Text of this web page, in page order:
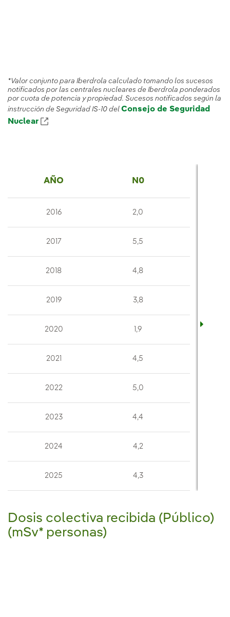
*Valor conjunto para Iberdrola calculado tomando los sucesos
notificados por las centrales nucleares de Iberdrola ponderados
por cuota de potencia y propiedad. Sucesos notificados según la
instrucción de Seguridad IS-10 del Consejo de Seguridad
Nuclear
AÑO N0
2016 2,0
2017 5,5
2018 4,8
2019 3,8
2020 1,9
2021 4,5
2022 5,0
2023 4,4
2024 4,2
2025 4,3
Dosis colectiva recibida (Público)
(mSv* personas)